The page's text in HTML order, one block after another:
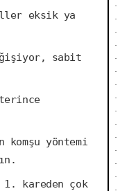
eksik ya
sabit
komşu yöntemi
kareden çok